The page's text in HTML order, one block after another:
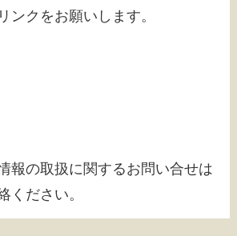
ンクをお願いします。
報の取扱に関するお問い合せは
ください。